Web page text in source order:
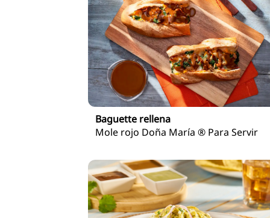
Baguette rellena
Mole rojo Doña María ® Para Servir